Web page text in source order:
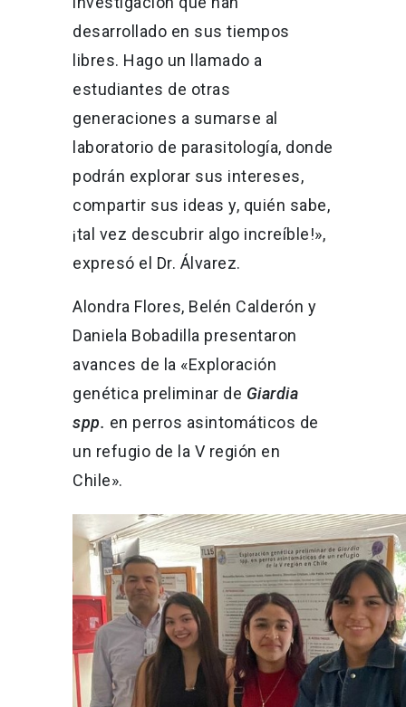
desarrollado en sus tiempos
libres. Hago un llamado a
estudiantes de otras
generaciones a sumarse al
laboratorio de parasitología, donde
podrán explorar sus intereses,
compartir sus ideas y, quién sabe,
¡tal vez descubrir algo increíble!»,
expresó el Dr. Álvarez.
Alondra Flores, Belén Calderón y
Daniela Bobadilla presentaron
avances de la «Exploración
genética preliminar de Giardia
spp. en perros asintomáticos de
un refugio de la V región en
Chile».